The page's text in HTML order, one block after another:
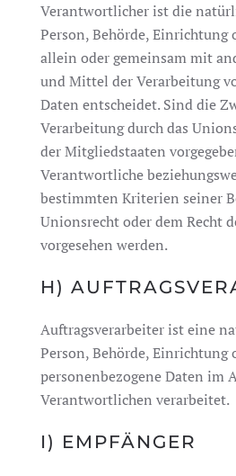
Verantwortlicher ist die
Person, Behörde, Einrichtung
allein oder gemeinsam mit
und Mittel der Verarbeitung
Daten entscheidet. Sind die
Verarbeitung durch das
der Mitgliedstaaten
Verantwortliche
bestimmten Kriterien seiner
Unionsrecht oder dem Recht
vorgesehen werden.
H)
Auftragsverarbeiter ist eine
Person, Behörde, Einrichtung
personenbezogene Daten im
Verantwortlichen verarbeitet.
I) EMPFÄNGER